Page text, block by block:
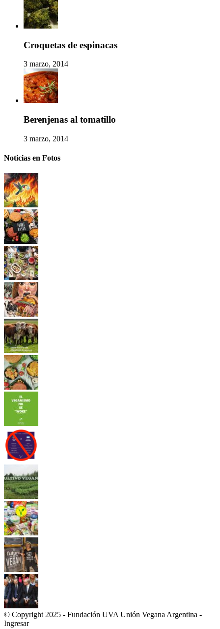
Croquetas de espinacas
3 marzo, 2014
Berenjenas al tomatillo
3 marzo, 2014
Noticias en Fotos
© Copyright 2025 - Fundación UVA Unión Vegana Argentina -
Ingresar